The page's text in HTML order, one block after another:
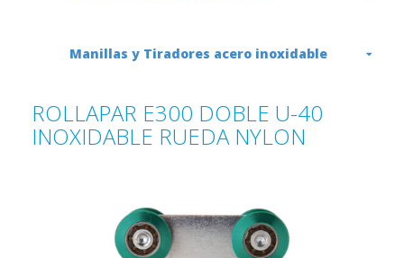
Manillas y Tiradores acero inoxidable
ROLLAPAR E300 DOBLE U-40
INOXIDABLE RUEDA NYLON